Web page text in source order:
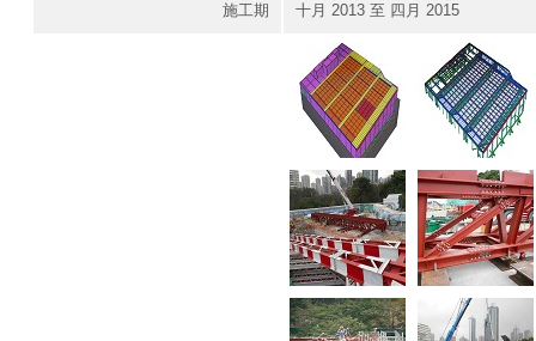
施工期 十月 2013 至 四月 2015